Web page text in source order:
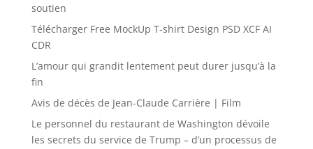
soutien
Télécharger Free MockUp T-shirt Design PSD XCF AI
CDR
L’amour qui grandit lentement peut durer jusqu’à la
fin
Avis de décès de Jean-Claude Carrière | Film
Le personnel du restaurant de Washington dévoile
les secrets du service de Trump – d’un processus de